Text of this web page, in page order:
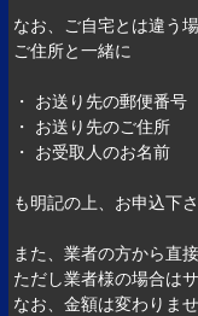
なお、ご自宅とは違う
ご住所と一緒に
・ お送り先の郵便番号
・ お送り先のご住所
・ お受取人のお名前
も明記の上、お申込下さ
また、業者の方から直
ただし業者様の場合は
なお、金額は変わりま